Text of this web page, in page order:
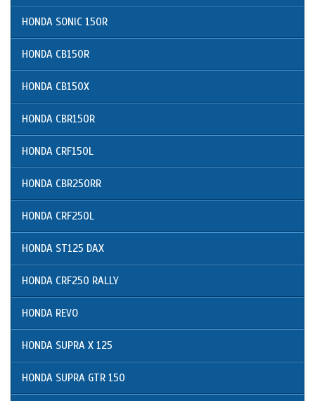
HONDA SONIC 150R
HONDA CB150R
HONDA CB150X
HONDA CBR150R
HONDA CRF150L
HONDA CBR250RR
HONDA CRF250L
HONDA ST125 DAX
HONDA CRF250 RALLY
HONDA REVO
HONDA SUPRA X 125
HONDA SUPRA GTR 150